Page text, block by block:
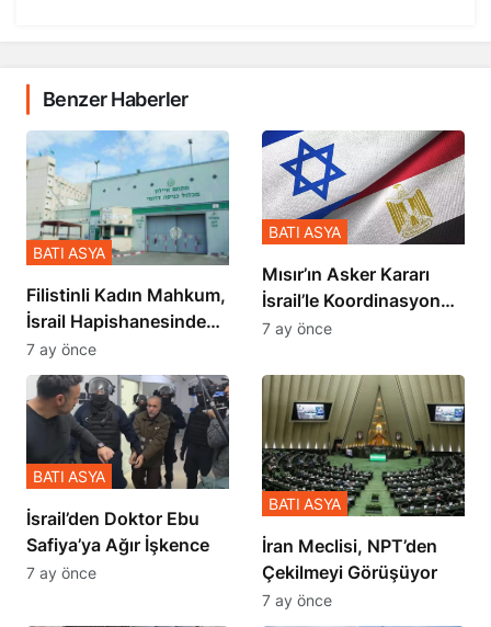
Benzer Haberler
Filistinli Kadın Mahkum,
İsrail Hapishanesindeki
Zulmü Anlattı
BATI ASYA
7 ay önce
Mısır’ın Asker Kararı
İsrail’le Koordinasyon
İçinde Gerçekleşmiş
BATI ASYA
7 ay önce
İsrail’den Doktor Ebu
Safiya’ya Ağır İşkence
BATI ASYA
7 ay önce
İran Meclisi, NPT’den
Çekilmeyi Görüşüyor
BATI ASYA
7 ay önce